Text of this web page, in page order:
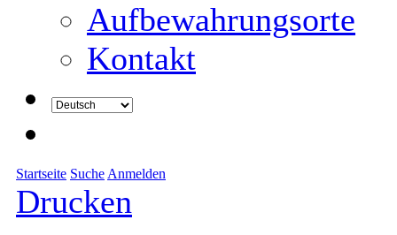
Aufbewahrungsorte
Kontakt
Startseite Suche Anmelden
Drucken